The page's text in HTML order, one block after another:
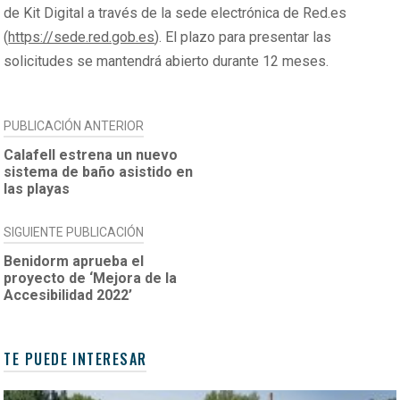
de Kit Digital a través de la sede electrónica de Red.es
(https://sede.red.gob.es). El plazo para presentar las
solicitudes se mantendrá abierto durante 12 meses.
NAVEGACIÓN
DE
ENTRADAS
PUBLICACIÓN ANTERIOR
Calafell estrena un nuevo
sistema de baño asistido en
las playas
SIGUIENTE PUBLICACIÓN
Benidorm aprueba el
proyecto de ‘Mejora de la
Accesibilidad 2022’
TE PUEDE INTERESAR